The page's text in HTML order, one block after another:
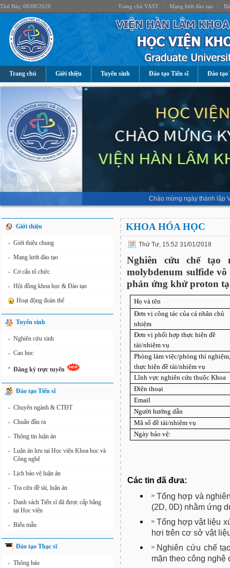
Thứ Bảy, 08/08/2026 Trang chủ VAST Mạng lưới đào tạo
Trang chủ Giới thiệu Tuyển sinh Đào tạo Tiến sĩ Đào tạo
Chào mừng ngày thành lập
Giới thiệu
» Giới thiệu chung
» Mạng lưới đào tạo
» Cơ cấu tổ chức
» Hội đồng khoa học & Đào tạo
Hoạt động đoàn thể
Tuyển sinh
» Nghiên cứu sinh
» Cao học
» Đăng ký trực tuyến
Đào tạo Tiến sĩ
» Chuyên ngành & CTĐT
» Chuẩn đầu ra
» Thông tin luận án
» Luận án lưu tại Học viện Khoa học và
Công nghệ
» Lịch bảo vệ luận án
» Tra cứu đề tài, luận án
» Danh sách Tiến sĩ đã được cấp bằng
tại Học viện
» Biểu mẫu
Đào tạo Thạc sĩ
» Thông báo
KHOA HÓA HỌC
Thứ Tư, 15:52 31/01/2018
Nghiên cứu chế tạo
molybdenum sulfide
phản ứng khử proton
Họ và tên
Đơn vị công tác của cá nhân chủ
nhiệm
Đơn vị phối hợp thực hiện đề
tài/nhiệm vụ
Phòng làm việc/phòng thí
thực hiện đề tài/nhiệm vụ
Lĩnh vực nghiên cứu thuộc Khoa
Điện thoại
Email
Người hướng dẫn
Mã số đề tài/nhiệm vụ
Ngày bảo vệ:
Các tin đã đưa:
Tổng hợp và
(2D, 0D) nhằm ứng
Tổng hợp vật liệu
hơi trên cơ sở vật
Nghiên cứu chế
mặn theo công nghệ